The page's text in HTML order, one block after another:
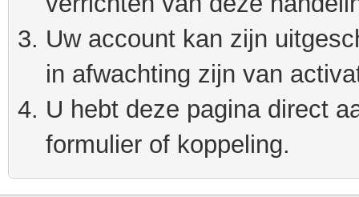
Uw account kan zijn
in afwachting zijn van
U hebt deze pagina direct
formulier of koppeling.